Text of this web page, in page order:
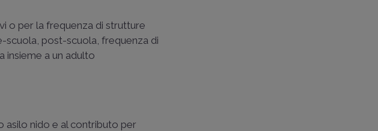
o per la frequenza di strutture
scuola, post-scuola, frequenza di
insieme a un adulto
asilo nido e al contributo per